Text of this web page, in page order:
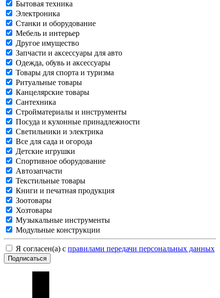
Бытовая техника
Электроника
Станки и оборудование
Мебель и интерьер
Другое имущество
Запчасти и аксессуары для авто
Одежда, обувь и аксессуары
Товары для спорта и туризма
Ритуальные товары
Канцелярские товары
Сантехника
Стройматериалы и инструменты
Посуда и кухонные принадлежности
Светильники и электрика
Все для сада и огорода
Детские игрушки
Спортивное оборудование
Автозапчасти
Текстильные товары
Книги и печатная продукция
Зоотовары
Хозтовары
Музыкальные инструменты
Модульные конструкции
Я согласен(а) с правилами передачи персональных данных
Подписаться